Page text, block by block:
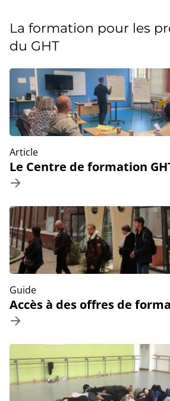
La formation pour les
du GHT
Article
Le Centre de formation
Guide
Accès à des offres de